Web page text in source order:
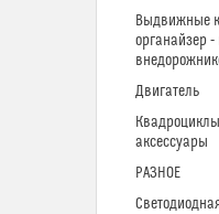
Выдвижные
органайзер
Двигатель
аксессуары
РАЗНОЕ